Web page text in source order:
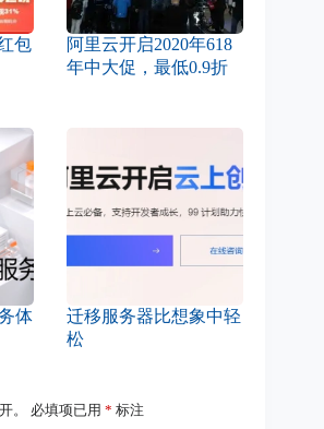
包
阿里云开启2020年618
年中大促，最低0.9折
体
迁移服务器比想象中轻
松
。 必填项已用 * 标注